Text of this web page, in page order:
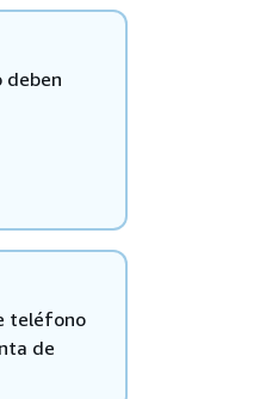
deben
teléfono
de